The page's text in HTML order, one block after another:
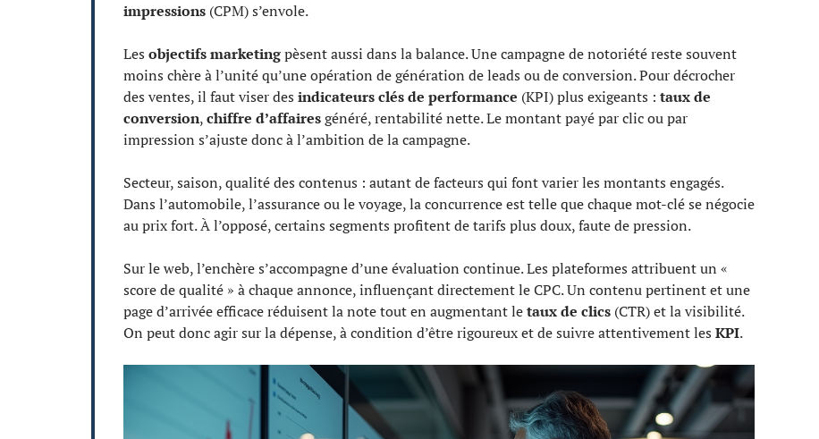
impressions (CPM) s’envole.
Les objectifs marketingpèsent aussi dans la balance. Une campagne de notoriété reste souvent
moins chère à l’unité qu’une opération de génération de leads ou de conversion. Pour décrocher
des ventes, il faut viser des indicateurs clés de performance (KPI) plus exigeants : taux de
conversion,chiffre d’affairesgénéré, rentabilité nette. Le montant payé par clic ou par
impression s’ajuste donc à l’ambition de la campagne.
Secteur, saison, qualité des contenus : autant de facteurs qui font varier les montants engagés.
Dans l’automobile, l’assurance ou le voyage, la concurrence est telle que chaque mot-clé se négocie
au prix fort. À l’opposé, certains segments profitent de tarifs plus doux, faute de pression.
Sur le web, l’enchère s’accompagne d’une évaluation continue. Les plateformes attribuent un «
score de qualité » à chaque annonce, influençant directement le CPC. Un contenu pertinent et une
page d’arrivée efficace réduisent la note tout en augmentant letaux de clics (CTR) et la visibilité.
On peut donc agir sur la dépense, à condition d’être rigoureux et de suivre attentivement les KPI.